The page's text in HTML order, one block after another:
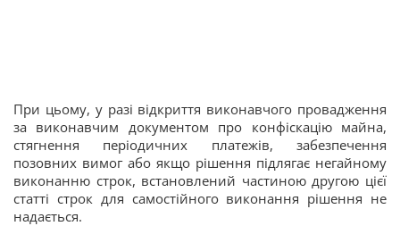
При цьому, у разі відкриття виконавчого провадження
за виконавчим документом про конфіскацію майна,
стягнення періодичних платежів, забезпечення
позовних вимог або якщо рішення підлягає негайному
виконанню строк, встановлений частиною другою цієї
статті строк для самостійного виконання рішення не
надається.